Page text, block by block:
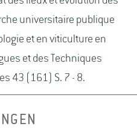
universitaire publique
et en viticulture en
et des Techniques
43 (161) S. 7 - 8.
M.